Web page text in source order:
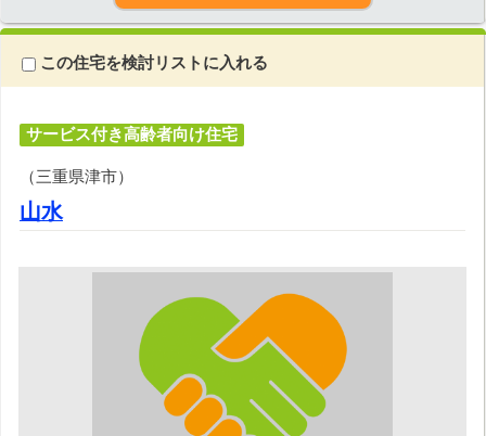
この住宅を検討リストに入れる
サービス付き高齢者向け住宅
（三重県津市）
山水